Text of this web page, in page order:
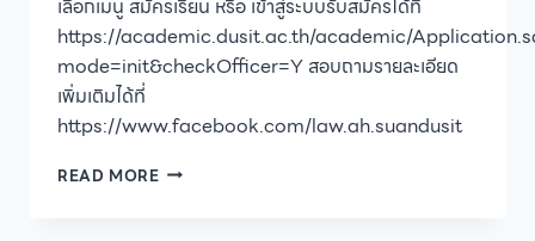
เลือกเมนู สมัครเรียน หรือ เข้าสู่ระบบรับสมัครได้ที่
https://academic.dusit.ac.th/academic/
mode=init&checkOfficer=Y สอบถามรายละเอียด
เพิ่มเติมได้ที่
https://www.facebook.com/law.ah.suandusit
READ MOREโรงเรียน